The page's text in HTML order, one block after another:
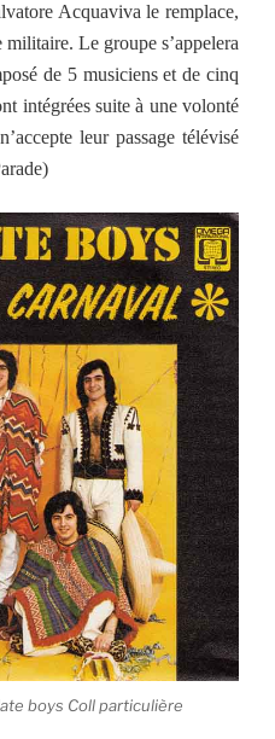
Acquaviva le remplace,
Le groupe s’appelera
de 5 musiciens et de cinq
intégrées suite à une volonté
leur passage télévisé
boys Coll particulière